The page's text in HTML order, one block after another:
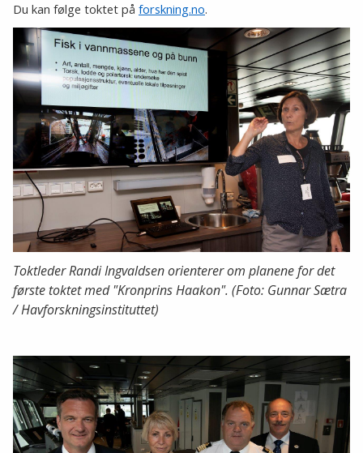
Du kan følge toktet på forskning.no.
Toktleder Randi Ingvaldsen orienterer om planene for det
første toktet med "Kronprins Haakon". (Foto: Gunnar Sætra
/ Havforskningsinstituttet)